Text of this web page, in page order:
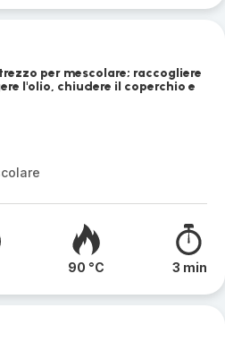
per mescolare; raccogliere
l'olio, chiudere il coperchio e
90 °C 3 min